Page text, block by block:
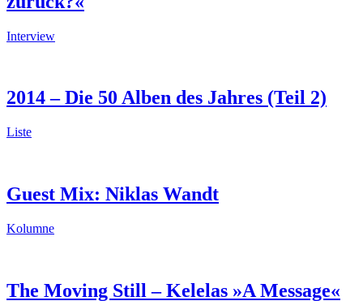
Interview
2014 – Die 50 Alben des Jahres (Teil 2)
Liste
Guest Mix: Niklas Wandt
Kolumne
The Moving Still – Kelelas »A Message«